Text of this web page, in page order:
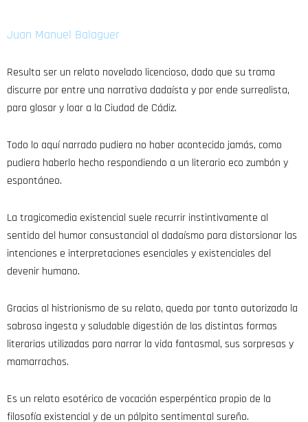
Juan Manuel Balaguer
Resulta ser un relato novelado licencioso, dado que su trama
discurre por entre una narrativa dadaísta y por ende surrealista,
para glosar y loar a la Ciudad de Cádiz.
Todo lo aquí narrado pudiera no haber acontecido jamás, como
pudiera haberlo hecho respondiendo a un literario eco zumbón y
espontáneo.
La tragicomedia existencial suele recurrir instintivamente al
sentido del humor consustancial al dadaísmo para distorsionar las
intenciones e interpretaciones esenciales y existenciales del
devenir humano.
Gracias al histrionismo de su relato, queda por tanto autorizada la
sabrosa ingesta y saludable digestión de las distintas formas
literarias utilizadas para narrar la vida fantasmal, sus sorpresas y
mamarrachos.
Es un relato esotérico de vocación esperpéntica propio de la
filosofía existencial y de un pálpito sentimental sureño.